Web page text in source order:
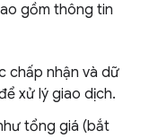
gồm thông tin
chấp nhận và dữ
xử lý giao dịch.
tổng giá (bắt